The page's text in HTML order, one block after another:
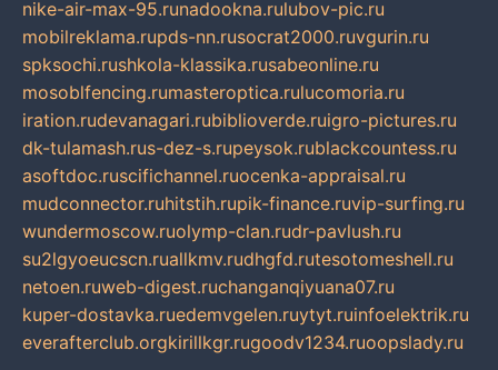
nike-air-max-95.runadookna.rulubov-pic.ru
mobilreklama.rupds-nn.rusocrat2000.ruvgurin.ru
spksochi.rushkola-klassika.rusabeonline.ru
mosoblfencing.rumasteroptica.rulucomoria.ru
iration.rudevanagari.rubiblioverde.ruigro-pictures.ru
dk-tulamash.rus-dez-s.rupeysok.rublackcountess.ru
asoftdoc.ruscifichannel.ruocenka-appraisal.ru
mudconnector.ruhitstih.rupik-finance.ruvip-surfing.ru
wundermoscow.ruolymp-clan.rudr-pavlush.ru
su2lgyoeucscn.ruallkmv.rudhgfd.rutesotomeshell.ru
netoen.ruweb-digest.ruchanganqiyuana07.ru
kuper-dostavka.ruedemvgelen.ruytyt.ruinfoelektrik.ru
everafterclub.orgkirillkgr.rugoodv1234.ruoopslady.ru